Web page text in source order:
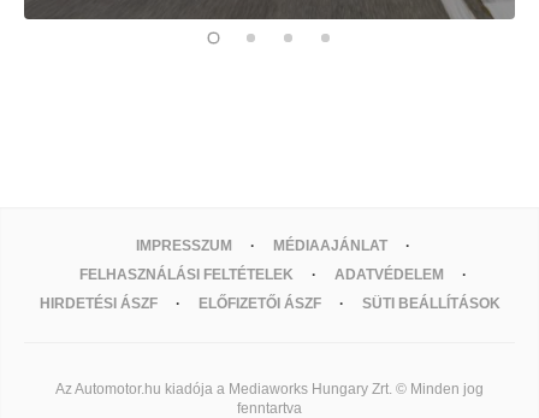
IMPRESSZUM
MÉDIAAJÁNLAT
FELHASZNÁLÁSI FELTÉTELEK
ADATVÉDELEM
HIRDETÉSI ÁSZF
ELŐFIZETŐI ÁSZF SÜTI BEÁLLÍTÁSOK
Az Automotor.hu kiadója a Mediaworks Hungary Zrt. © Minden jog
fenntartva